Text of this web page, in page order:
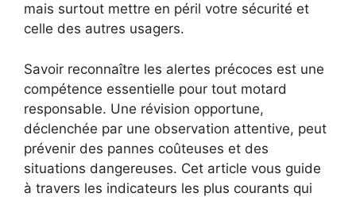
mais surtout mettre en péril votre sécurité et
celle des autres usagers.
Savoir reconnaître les alertes précoces est une
compétence essentielle pour tout motard
responsable. Une révision opportune,
déclenchée par une observation attentive, peut
prévenir des pannes coûteuses et des
situations dangereuses. Cet article vous guide
à travers les indicateurs les plus courants qui